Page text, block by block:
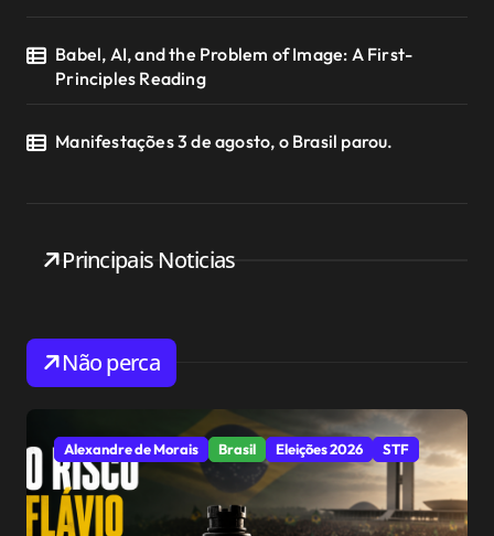
Babel, AI, and the Problem of Image: A First-
Principles Reading
Manifestações 3 de agosto, o Brasil parou.
Principais Noticias
Não perca
Alexandre de Morais Brasil Eleições 2026 STF